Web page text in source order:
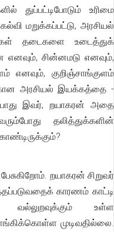
துப்பட்டிபோடும் உரிமை
கல்வி மறுக்கப்பட்டு, அரசியல்
தடைகளை உடைத்துக்
சின்னமடு எனவும்,
குறிஞ்சாங்குளம்
அரசியல் இயக்கத்தை -
இவர், றயாகரன் அதை
தலித்துக்களின்
றயாகரன் சிறுவர்
காரணம் காட்டி
வல்லுறவுக்கும் உள்ள
முடிவதில்லை.